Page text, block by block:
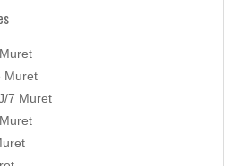
Muret
7 Muret